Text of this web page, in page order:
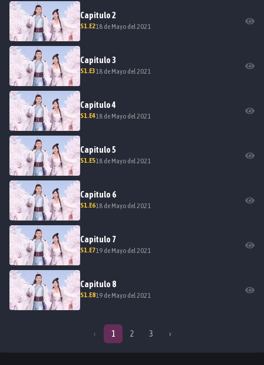
Capitulo2
S1.E218 de Mayo del 2021
Capitulo3
S1.E318 de Mayo del 2021
Capitulo4
S1.E418 de Mayo del 2021
Capitulo5
S1.E518 de Mayo del 2021
Capitulo 6
S1.E618 de Mayo del 2021
Capitulo 7
S1.E719 de Mayo del 2021
Capitulo 8
S1.E819 de Mayo del 2021
‹ 1 2 3 ›